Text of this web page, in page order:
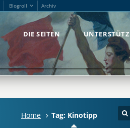
Blogroll Archiv
DIE SEITEN
Home Tag: Kinotipp
Blogroll Archiv
DIE SEITEN